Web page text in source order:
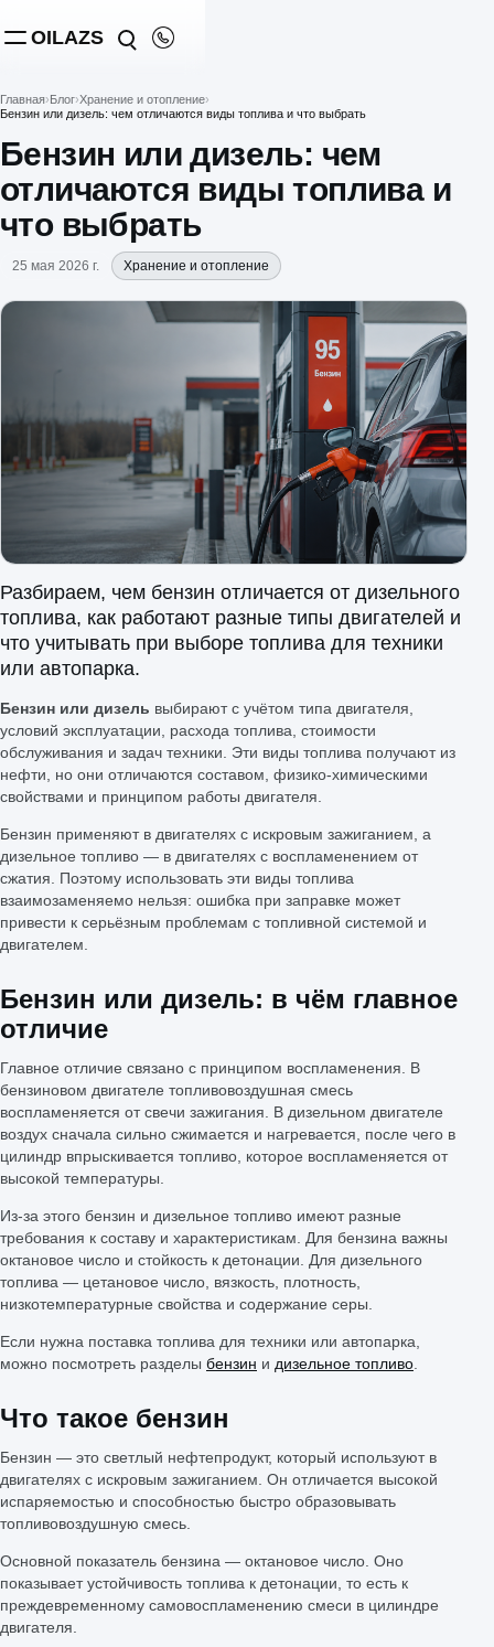
OILAZS
Главная Блог Хранение и отопление
Бензин или дизель: чем отличаются виды топлива и что выбрать
Бензин или дизель: чем
отличаются виды топлива и
что выбрать
25 мая 2026 г. Хранение и отопление
Разбираем, чем бензин отличается от дизельного
топлива, как работают разные типы двигателей и
что учитывать при выборе топлива для техники
или автопарка.
Бензин или дизель выбирают с учётом типа двигателя,
условий эксплуатации, расхода топлива, стоимости
обслуживания и задач техники. Эти виды топлива получают из
нефти, но они отличаются составом, физико-химическими
свойствами и принципом работы двигателя.
Бензин применяют в двигателях с искровым зажиганием, а
дизельное топливо — в двигателях с воспламенением от
сжатия. Поэтому использовать эти виды топлива
взаимозаменяемо нельзя: ошибка при заправке может
привести к серьёзным проблемам с топливной системой и
двигателем.
Бензин или дизель: в чём главное
отличие
Главное отличие связано с принципом воспламенения. В
бензиновом двигателе топливовоздушная смесь
воспламеняется от свечи зажигания. В дизельном двигателе
воздух сначала сильно сжимается и нагревается, после чего в
цилиндр впрыскивается топливо, которое воспламеняется от
высокой температуры.
Из-за этого бензин и дизельное топливо имеют разные
требования к составу и характеристикам. Для бензина важны
октановое число и стойкость к детонации. Для дизельного
топлива — цетановое число, вязкость, плотность,
низкотемпературные свойства и содержание серы.
Если нужна поставка топлива для техники или автопарка,
можно посмотреть разделы бензин и дизельное топливо
Что такое бензин
Бензин — это светлый нефтепродукт, который используют в
двигателях с искровым зажиганием. Он отличается высокой
испаряемостью и способностью быстро образовывать
топливовоздушную смесь.
Основной показатель бензина — октановое число. Оно
показывает устойчивость топлива к детонации, то есть к
преждевременному самовоспламенению смеси в цилиндре
двигателя.